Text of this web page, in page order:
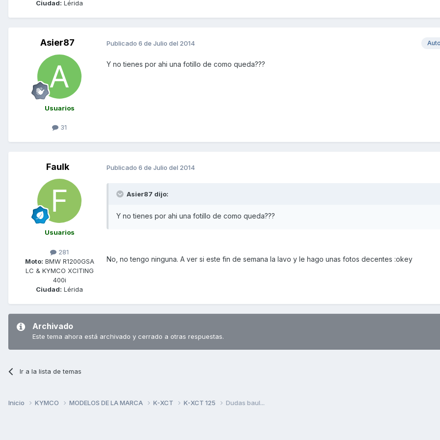
Ciudad: Lérida
Asier87
Usuarios
31
Publicado 6 de Julio del 2014
Y no tienes por ahi una fotillo de como queda???
Faulk
Usuarios
281
Moto: BMW R1200GSA
LC & KYMCO XCITING
400i
Ciudad: Lérida
Publicado 6 de Julio del 2014
Asier87 dijo:
Y no tienes por ahi una fotillo de como queda???
No, no tengo ninguna. A ver si este fin de semana la lavo y le hago unas fotos decentes :okey
Archivado
Este tema ahora está archivado y cerrado a otras respuestas.
Ir a la lista de temas
Inicio KYMCO MODELOS DE LA MARCA K-XCT K-XCT 125 Dudas baul...